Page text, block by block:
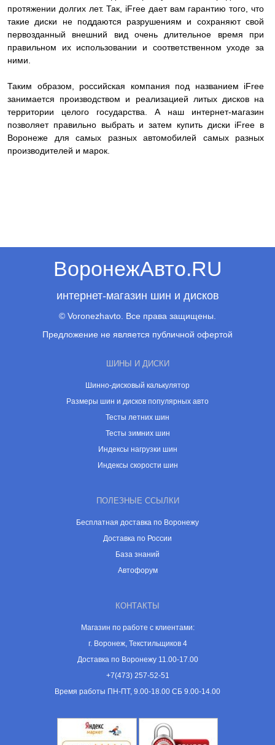
протяжении долгих лет. Так, iFree дает вам гарантию того, что
такие диски не поддаются разрушениям и сохраняют свой
первозданный внешний вид очень длительное время при
правильном их использовании и соответственном уходе за
ними.
Таким образом, российская компания под названием iFree
занимается производством и реализацией литых дисков на
территории целого государства. А наш интернет-магазин
позволяет правильно выбрать и затем купить диски iFree в
Воронеже для самых разных автомобилей самых разных
производителей и марок.
ВоронежАвто.RU
интернет-магазин шин и дисков
© Voronezhavto. Все права защищены.
Предложение не является публичной офертой
ШИНЫ И ДИСКИ
Шинно-дисковый калькулятор
Размеры шин и дисков популярных авто
Тесты летних шин
Тесты зимних шин
Индексы нагрузки шин
Индексы скорости шин
ПОЛЕЗНЫЕ ССЫЛКИ
Бесплатная доставка по Воронежу
Доставка по России
База знаний
Автофорум
КОНТАКТЫ
Магазин по работе с клиентами:
г. Воронеж, Текстильщиков 4
Доставка по Воронежу 11.00-17.00
+7(473) 257-52-51
Время работы ПН-ПТ, 9.00-18.00 СБ 9.00-14.00